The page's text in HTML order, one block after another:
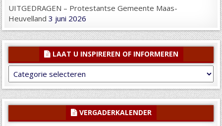
UITGEDRAGEN – Protestantse Gemeente Maas-
Heuvelland 3 juni 2026
LAAT U INSPIREREN OF INFORMEREN
Laat
U
inspireren
of
VERGADERKALENDER